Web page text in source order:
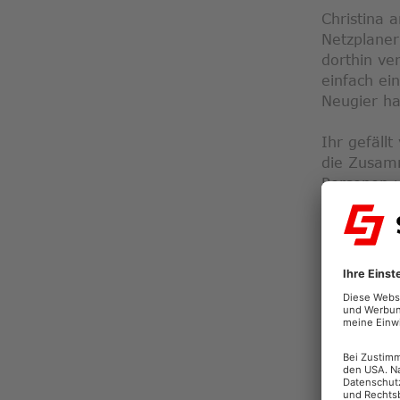
Christina
dorthin
einfach
Neugier
Ihr gefällt
die
Personen
„Technik
Mädels
zu